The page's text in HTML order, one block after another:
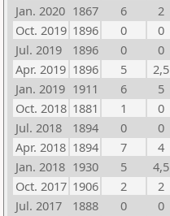
Jan. 2020 1867 6
2
Oct. 2019 1896 0
0
Jul. 2019
1896 0
0
Apr. 2019 1896 5
2,5
Jan. 2019 1911 6
5
Oct. 2018 1881 1
0
Jul. 2018
1894 0
0
Apr. 2018 1894 7
4
Jan. 2018 1930 5
4,5
Oct. 2017 1906 2
2
Jul. 2017
1888 0
0